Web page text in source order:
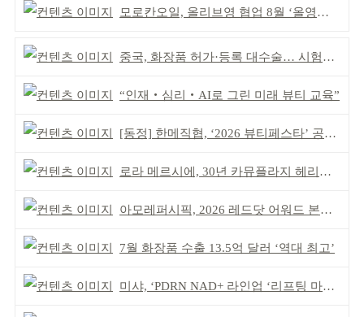
모로칸오일, 올리브영 협업 8월 ‘올영픽’ 선정
중국, 화장품 허가·등록 대수술… 시험자료 공용 허용
“인재‧심리‧AI로 그린 미래 뷰티 교육”
[동정] 한메직협, ‘2026 뷰티페스타’ 공동 주최
로라 메르시에, 30년 카뮤플라지 헤리티지 담아
아모레퍼시픽, 2026 레드닷 어워드 본상 2개 수상
7월 화장품 수출 13.5억 달러 ‘역대 최고’
미샤, ‘PDRN NAD+ 라인업 ‘리프팅 마스크’ 출시